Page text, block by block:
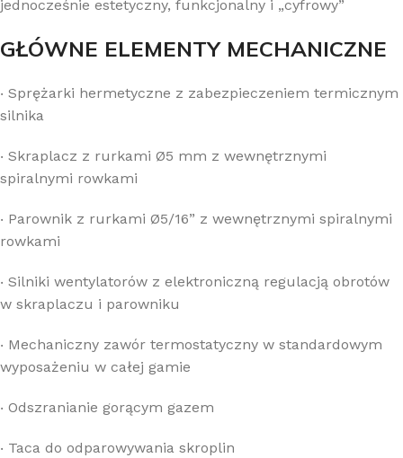
jednocześnie estetyczny, funkcjonalny i „cyfrowy”
GŁÓWNE ELEMENTY MECHANICZNE
‧ Sprężarki hermetyczne z zabezpieczeniem termicznym
silnika
‧ Skraplacz z rurkami Ø5 mm z wewnętrznymi
spiralnymi rowkami
‧ Parownik z rurkami Ø5/16” z wewnętrznymi spiralnymi
rowkami
‧ Silniki wentylatorów z elektroniczną regulacją obrotów
w skraplaczu i parowniku
‧ Mechaniczny zawór termostatyczny w standardowym
wyposażeniu w całej gamie
‧ Odszranianie gorącym gazem
‧ Taca do odparowywania skroplin